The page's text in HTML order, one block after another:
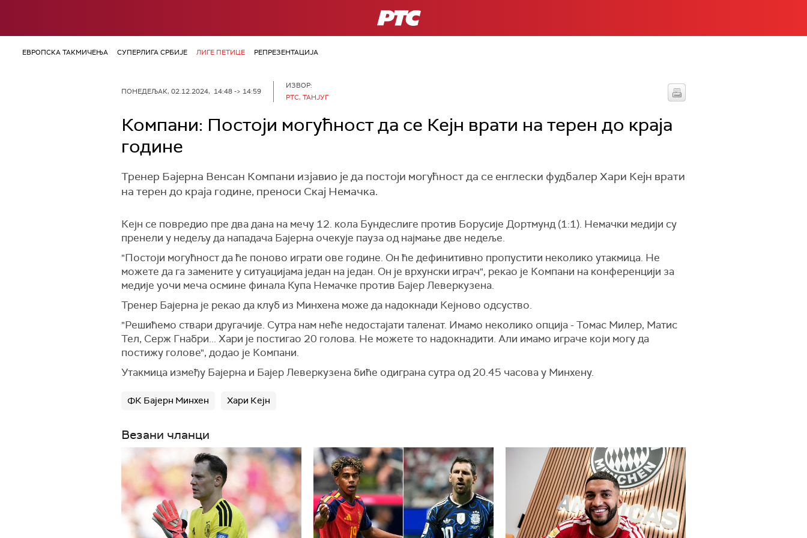
РТС
ЕВРОПСКА ТАКМИЧЕЊА СУПЕРЛИГА СРБИЈЕ ЛИГЕ ПЕТИЦЕ РЕПРЕЗЕНТАЦИЈА
ПОНЕДЕЉАК, 02.12.2024, 14:48 -> 14:59
ИЗВОР:
РТС, ТАНЈУГ
Компани: Постоји могућност да се Кејн врати на терен до краја
године
Тренер Бајерна Венсан Компани изјавио је да постоји могућност да се енглески фудбалер Хари Кејн врати
на терен до краја године, преноси Скај Немачка.
Кејн се повредио пре два дана на мечу 12. кола Бундеслиге против Борусије Дортмунд (1:1). Немачки медији су
пренели у недељу да нападача Бајерна очекује пауза од најмање две недеље.
"Постоји могућност да ће поново играти ове године. Он ће дефинитивно пропустити неколико утакмица. Не
можете да га замените у ситуацијама један на један. Он је врхунски играч", рекао је Компани на конференцији за
медије уочи меча осмине финала Купа Немачке против Бајер Леверкузена.
Тренер Бајерна је рекао да клуб из Минхена може да надокнади Кејново одсуство.
"Решићемо ствари другачије. Сутра нам неће недостајати таленат. Имамо неколико опција - Томас Милер, Матис
Тел, Серж Гнабри... Хари је постигао 20 голова. Не можете то надокнадити. Али имамо играче који могу да
постижу голове", додао је Компани.
Утакмица између Бајерна и Бајер Леверкузена биће одиграна сутра од 20.45 часова у Минхену.
ФК Бајерн Минхен Хари Кејн
Везани чланци